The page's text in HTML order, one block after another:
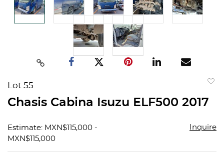
Lot 55
Chasis Cabina Isuzu ELF500 2017
Estimate: MXN$115,000 -
MXN$115,000
Inquire